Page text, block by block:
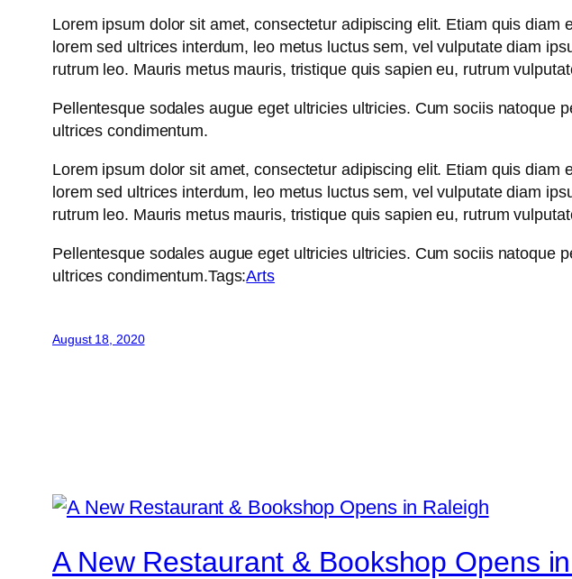
Lorem ipsum dolor sit amet, consectetur adipiscing elit. Etiam quis
lorem sed ultrices interdum, leo metus luctus sem, vel vulputate diam
rutrum leo. Mauris metus mauris, tristique quis sapien eu, rutrum
Pellentesque sodales augue eget ultricies ultricies. Cum sociis natoque
ultrices condimentum.
Lorem ipsum dolor sit amet, consectetur adipiscing elit. Etiam quis
lorem sed ultrices interdum, leo metus luctus sem, vel vulputate diam
rutrum leo. Mauris metus mauris, tristique quis sapien eu, rutrum
Pellentesque sodales augue eget ultricies ultricies. Cum sociis natoque
ultrices condimentum.Tags:Arts
August 18, 2020
A New Restaurant & Bookshop Opens